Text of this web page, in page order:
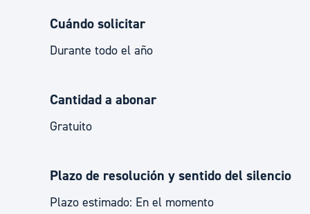
Cuándo solicitar
Durante todo el año
Cantidad a abonar
Gratuito
Plazo de resolución y sentido del silencio
Plazo estimado: En el momento